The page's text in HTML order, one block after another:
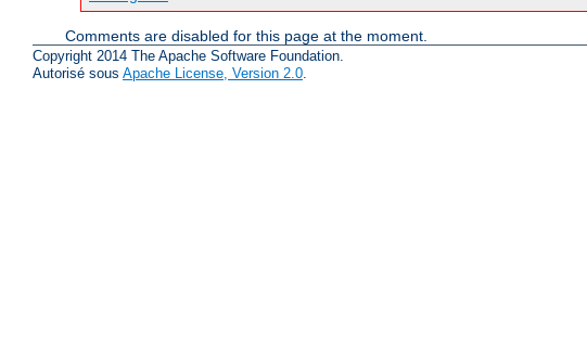
Comments are disabled for this page at the moment.
Copyright 2014 The Apache Software Foundation.
Autorisé sous Apache License, Version 2.0.